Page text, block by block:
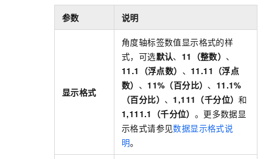
参数 说明
显示格式
角度轴标签数值显示格式的样
式，可选默认、 11（整数） 、
11.1（浮点数） 、 11.11（浮点
数） 、 11%（百分比） 、 11.1%
（百分比） 、 1,111（千分位）和
1,111.1（千分位） 。更多数据显
示格式请参见数据显示格式说
明。